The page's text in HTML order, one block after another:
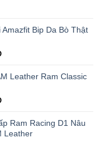
199.000 VND.
Bip Da Bò Thật
Leather Ram Classic
Ram Racing D1 Nâu
Leather